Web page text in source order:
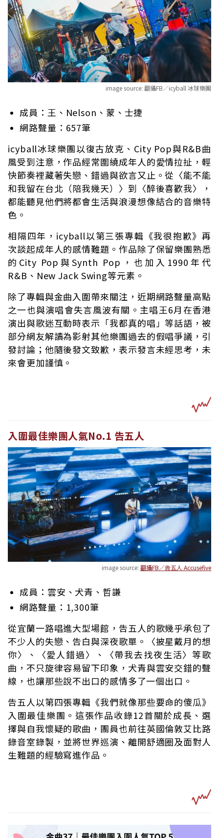
image source: 翻攝FB／icyball 冰球樂團
成員：王、Nelson、蒙、士捷
網路聲量：657筆
icyball冰球樂團以復古放克、City Pop與R&B曲
風受到注意，作品經常圍繞成年人的愛情拉扯，輕
快節奏裡藏著失戀、錯過與欲言又止。從〈能不能
和我留在台北（陪我幾天）〉到〈醉後喜歡我〉，
都能聽見他們將都會生活與浪漫想像結合的音樂特
色。
相隔四年，icyball以第三張專輯《我很抱歉》再
次談起成年人的感情難題。作品除了保留樂團熟悉
的City Pop與Synth Pop，也加入1990年代
R&B、New Jack Swing等元素。
除了專輯與金曲入圍帶來關注，近期網路聲量高點
之一也與演唱會失言風波有關。主唱王6月在香港
演出與歌迷互動時表示「我都真的唱」等話語，被
部分網友解讀為影射其他樂團過去的假唱爭議，引
發討論；他隨後發文致歉，表示發言未經思考，未
來會更加謹慎。
入圍最佳樂團人氣No.1 告五人
image source: 翻攝FB／告五人 Accusefive
成員：雲安、犬青、哲謙
網路聲量：1,300筆
從宜蘭一路唱進大型場館，告五人的歌幾乎承包了
不少人的失戀、告白與深夜歌單。〈披星戴月的想
你〉、〈愛人錯過〉、〈帶我去找夜生活〉等歌
曲，不只旋律容易留下印象，犬青與雲安交錯的聲
線，也讓那些說不出口的感情多了一個出口。
告五人以第四張專輯《我們就像那些要命的傻瓜》
入圍最佳樂團。這張作品收錄12首關於成長、選
擇與自我懷疑的歌曲，團員也前往英國倫敦艾比路
錄音室錄製，並將世界巡演、離開舒適圈及面對人
生難題的經驗寫進作品。